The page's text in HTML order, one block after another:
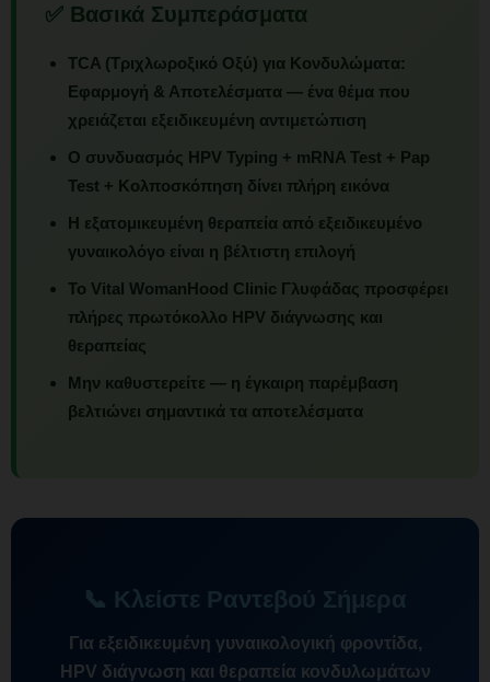
✅ Βασικά Συμπεράσματα
TCA (Τριχλωροξικό Οξύ) για Κονδυλώματα:
Εφαρμογή & Αποτελέσματα — ένα θέμα που
χρειάζεται εξειδικευμένη αντιμετώπιση
Ο συνδυασμός HPV Typing + mRNA Test + Pap
Test + Κολποσκόπηση δίνει πλήρη εικόνα
Η εξατομικευμένη θεραπεία από εξειδικευμένο
γυναικολόγο είναι η βέλτιστη επιλογή
Το Vital WomanHood Clinic Γλυφάδας προσφέρει
πλήρες πρωτόκολλο HPV διάγνωσης και
θεραπείας
Μην καθυστερείτε — η έγκαιρη παρέμβαση
βελτιώνει σημαντικά τα αποτελέσματα
📞 Κλείστε Ραντεβού Σήμερα
Για εξειδικευμένη γυναικολογική φροντίδα,
HPV διάγνωση και θεραπεία κονδυλωμάτων